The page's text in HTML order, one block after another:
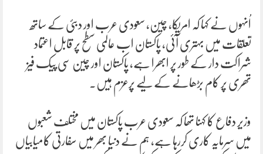
اُنہوں نے کہا کہ امریکا، چین، سعودی عرب اور دبئی کے ساتھ
تعلقات میں بہتری آئی، پاکستان اب عالمی سطح پر قابل اعتماد
شراکت دار کے طور پر ابھرا ہے، پاکستان اور چین سی پیک فیز
تھری پر کام بڑھانے کے لیے پرعزم ہیں۔
وزیر دفاع کا کہنا تھا کہ سعودی عرب پاکستان میں مختلف شعبوں
میں سرمایہ کاری کررہا ہے، ہم نے دنیا بھر میں سفارتی کامیابیاں